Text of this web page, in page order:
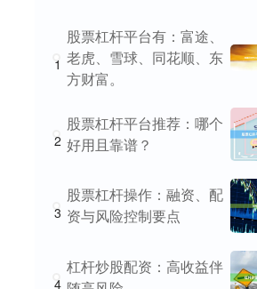
1
股票杠杆平台有：富途、
老虎、雪球、同花顺、东
方财富。
2
股票杠杆平台推荐：哪个
好用且靠谱？
3
股票杠杆操作：融资、配
资与风险控制要点
4
杠杆炒股配资：高收益伴